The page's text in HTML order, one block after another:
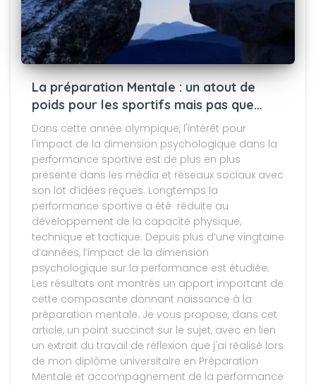
La préparation Mentale : un atout de
poids pour les sportifs mais pas que…
Dans cette année olympique, l'intérêt pour
l'impact de la dimension psychologique dans la
performance sportive est de plus en plus
présente dans les média et réseaux sociaux avec
son lot d’idées reçues. Longtemps la
performance sportive a été réduite au
développement de la capacité physique,
technique et tactique. Depuis plus d’une vingtaine
d’années, l’impact de la dimension
psychologique sur la performance est étudiée.
Les résultats ont montrés un apport important de
cette composante donnant naissance à la
préparation mentale. Je vous propose, dans cet
article, un point succinct sur le sujet, avec en lien
un extrait du travail de réflexion que j'ai réalisé lors
de mon diplôme universitaire en Préparation
Mentale et accompagnement de la performance